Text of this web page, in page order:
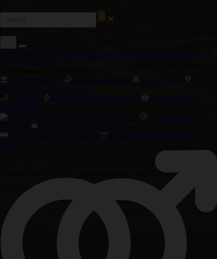
Collezioni di Semi di Cannabis Offerte speciali Servizio Clienti Login
Distributori Accedi
Semi Autofiorenti
Semi Femminizzati
Nuove Uscite
Vincitori Della Cannabis Cup
Cali Weed
Semi Di Cannabis Alto THC
Collezione Alto
Rendimento
Precision F1 Hybrids
Semi di Cannabis
Chill Out
Semi di Cannabis Alto CBD
Semi di Cannabis Amsterdam
Cannabis con Miglior Gusto e
Aroma